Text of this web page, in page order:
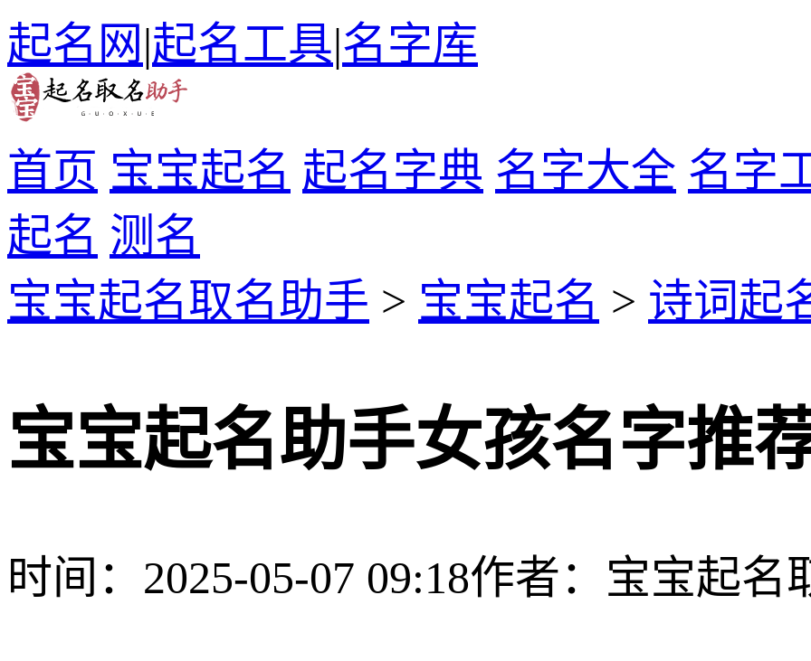
起名网|起名工具|名字库
首页 宝宝起名 起名字典 名字大全 名字
起名 测名
宝宝起名取名助手 > 宝宝起名 > 诗词起
宝宝起名助手女孩名字推
时间：2025-05-07 09:18作者：宝宝起名